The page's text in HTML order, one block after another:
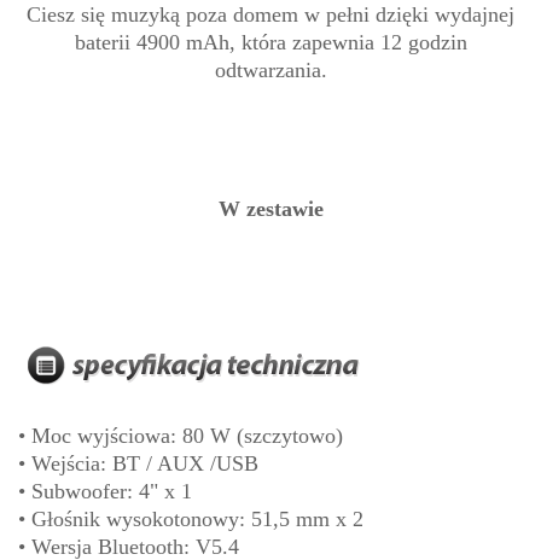
Ciesz się muzyką poza domem w pełni dzięki wydajnej
baterii 4900 mAh, która zapewnia 12 godzin
odtwarzania.
W zestawie
• Moc wyjściowa: 80 W (szczytowo)
• Wejścia: BT / AUX /USB
• Subwoofer: 4" x 1
• Głośnik wysokotonowy: 51,5 mm x 2
• Wersja Bluetooth: V5.4